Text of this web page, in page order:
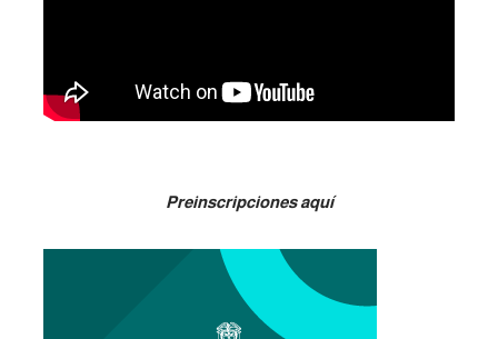
Preinscripciones aquí